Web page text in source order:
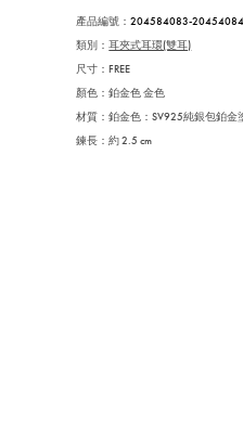
產品編號 ：204584083-20454084
類別：耳夾式耳環(雙耳)
尺寸：FREE
顏色：鉑金色 金色
材質：鉑金色：SV925純銀包鉑
鍊長：約 2.5 cm